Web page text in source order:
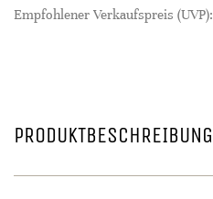
Empfohlener Verkaufspreis (UVP):
PRODUKTBESCHREIBUNG